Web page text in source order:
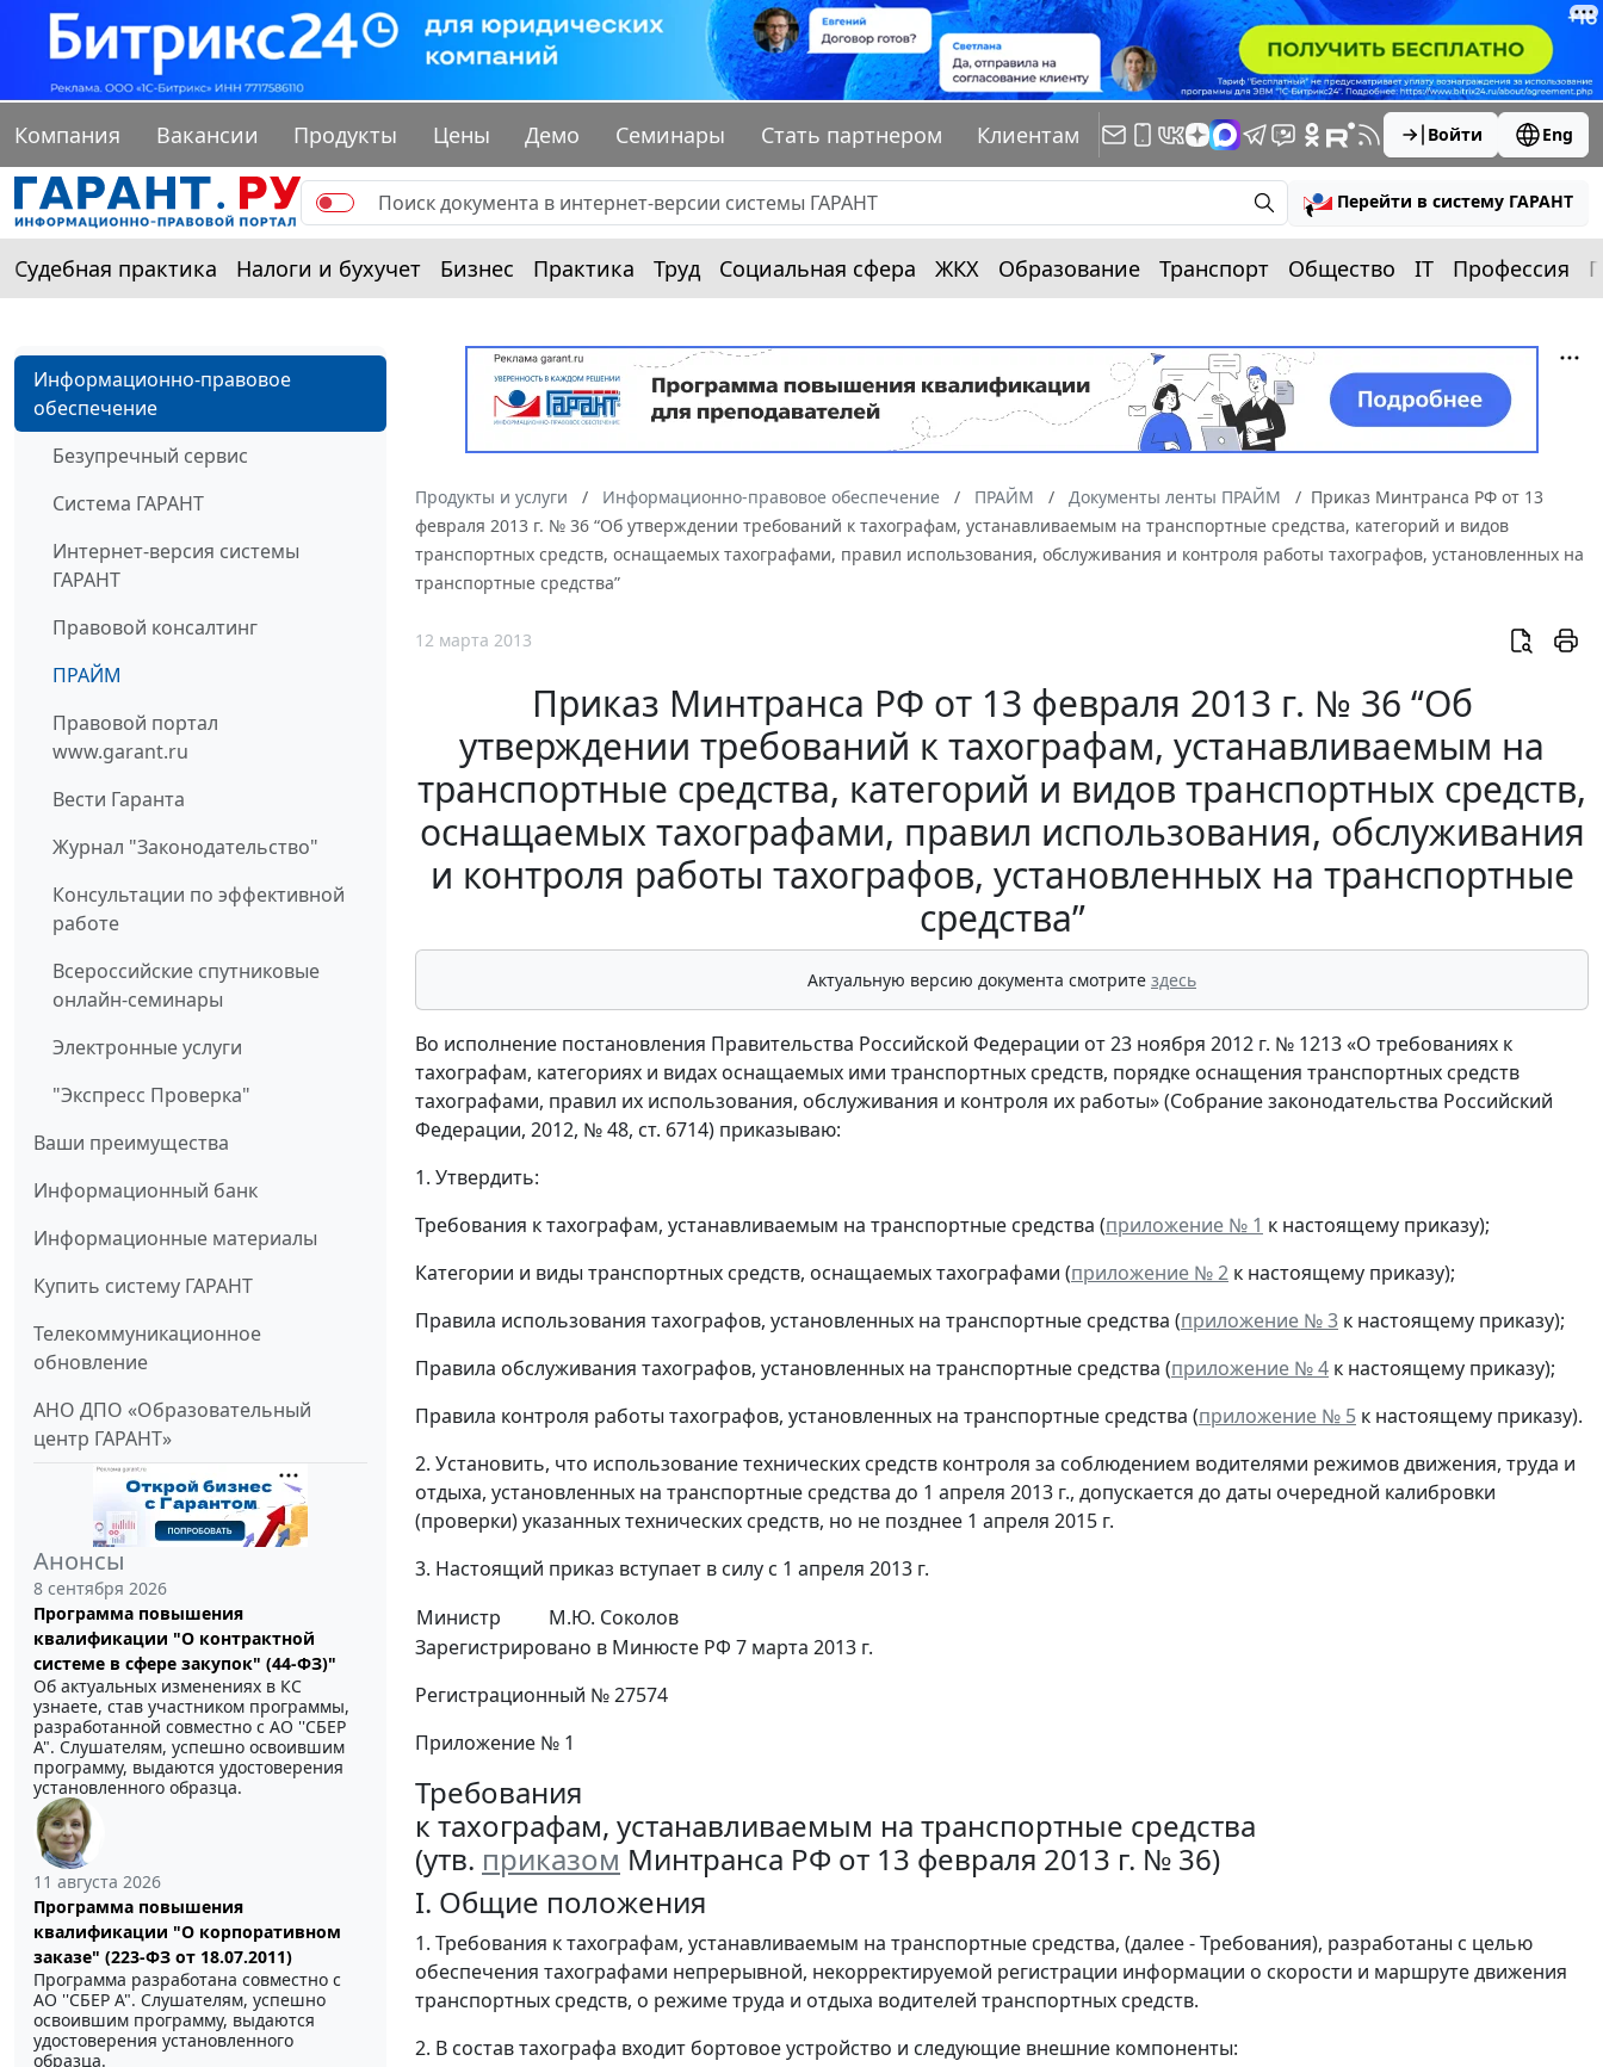
Компания Вакансии Продукты Цены Демо Семинары Стать партнером Клиентам Войти Eng
Перейти в систему ГАРАНТ
Судебная практика Налоги и бухучет Бизнес Практика Труд Социальная сфера ЖКХ Образование Транспорт Общество IT Профессия
Информационно-правовое
обеспечение
Безупречный сервис
Система ГАРАНТ
Интернет-версия системы
ГАРАНТ
Правовой консалтинг
ПРАЙМ
Правовой портал
www.garant.ru
Вести Гаранта
Журнал "Законодательство"
Консультации по эффективной
работе
Всероссийские спутниковые
онлайн-семинары
Электронные услуги
"Экспресс Проверка"
Ваши преимущества
Информационный банк
Информационные материалы
Купить систему ГАРАНТ
Телекоммуникационное
обновление
АНО ДПО «Образовательный
центр ГАРАНТ»
Анонсы
8 сентября 2026
Программа повышения
квалификации "О контрактной
системе в сфере закупок" (44-ФЗ)"
Об актуальных изменениях в КС
узнаете, став участником программы,
разработанной совместно с АО ''СБЕР
А". Слушателям, успешно освоившим
программу, выдаются удостоверения
установленного образца.
11 августа 2026
Программа повышения
квалификации "О корпоративном
заказе" (223-ФЗ от 18.07.2011)
Программа разработана совместно с
АО ''СБЕР А". Слушателям, успешно
освоившим программу, выдаются
удостоверения установленного
образца.
Продукты и услуги Информационно-правовое обеспечение ПРАЙМ Документы ленты ПРАЙМ
Приказ Минтранса РФ от 13
февраля 2013 г. № 36 “Об утверждении требований к тахографам, устанавливаемым на транспортные средства, категорий и видов
транспортных средств, оснащаемых тахографами, правил использования, обслуживания и контроля работы тахографов, установленных на
транспортные средства”
12 марта 2013
Приказ Минтранса РФ от 13 февраля 2013 г. № 36 “Об
утверждении требований к тахографам, устанавливаемым на
транспортные средства, категорий и видов транспортных средств,
оснащаемых тахографами, правил использования, обслуживания
и контроля работы тахографов, установленных на транспортные
средства”
Актуальную версию документа смотрите здесь
Во исполнение постановления Правительства Российской Федерации от 23 ноября 2012 г. № 1213 «О требованиях к
тахографам, категориях и видах оснащаемых ими транспортных средств, порядке оснащения транспортных средств
тахографами, правил их использования, обслуживания и контроля их работы» (Собрание законодательства Российский
Федерации, 2012, № 48, ст. 6714) приказываю:
1. Утвердить:
Требования к тахографам, устанавливаемым на транспортные средства (приложение № 1 к настоящему приказу);
Категории и виды транспортных средств, оснащаемых тахографами (приложение № 2 к настоящему приказу);
Правила использования тахографов, установленных на транспортные средства (приложение № 3 к настоящему приказу);
Правила обслуживания тахографов, установленных на транспортные средства (приложение № 4 к настоящему приказу);
Правила контроля работы тахографов, установленных на транспортные средства (приложение № 5 к настоящему приказу).
2. Установить, что использование технических средств контроля за соблюдением водителями режимов движения, труда и
отдыха, установленных на транспортные средства до 1 апреля 2013 г., допускается до даты очередной калибровки
(проверки) указанных технических средств, но не позднее 1 апреля 2015 г.
3. Настоящий приказ вступает в силу с 1 апреля 2013 г.
Министр
М.Ю. Соколов
Зарегистрировано в Минюсте РФ 7 марта 2013 г.
Регистрационный № 27574
Приложение № 1
Требования
к тахографам, устанавливаемым на транспортные средства
(утв. приказом Минтранса РФ от 13 февраля 2013 г. № 36)
I. Общие положения
1. Требования к тахографам, устанавливаемым на транспортные средства, (далее - Требования), разработаны с целью
обеспечения тахографами непрерывной, некорректируемой регистрации информации о скорости и маршруте движения
транспортных средств, о режиме труда и отдыха водителей транспортных средств.
2. В состав тахографа входит бортовое устройство и следующие внешние компоненты: